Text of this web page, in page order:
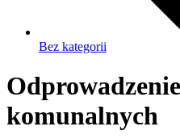
Bez kategorii
komunalnych